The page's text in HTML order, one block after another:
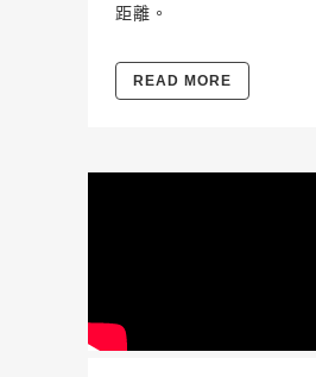
距離。
READ MORE